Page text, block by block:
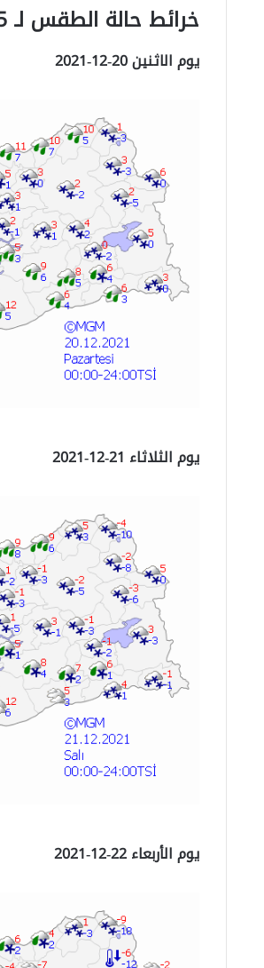
خرائط حالة الطقس لـ 5 أيام قادمة
يوم الاثنين 20-12-2021
يوم الثلاثاء 21-12-2021
يوم الأربعاء 22-12-2021